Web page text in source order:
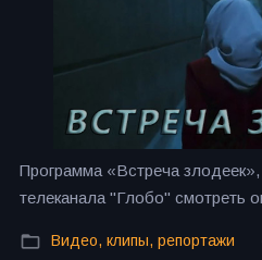
Программа «Встреча
телеканала "Глобо" смотреть
Видео, клипы, репортажи